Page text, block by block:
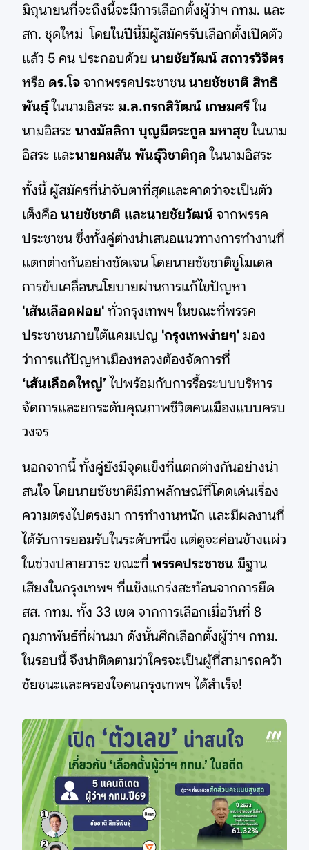
มิถุนายนที่จะถึงนี้จะมีการเลือกตั้งผู้ว่าฯ กทม. และ
สก. ชุดใหม่ โดยในปีนี้มีผู้สมัครรับเลือกตั้งเปิดตัว
แล้ว 5 คน ประกอบด้วย นายชัยวัฒน์ สถาวรวิจิตร
หรือ ดร.โจ จากพรรคประชาชน นายชัชชาติ สิทธิ
พันธุ์ในนามอิสระ ม.ล.กรกสิวัฒน์ เกษมศรีใน
นามอิสระ นางมัลลิกา บุญมีตระกูล มหาสุข ในนาม
อิสระ และนายคมสัน พันธุ์วิชาติกุล ในนามอิสระ
ทั้งนี้ ผู้สมัครที่น่าจับตาที่สุดและคาดว่าจะเป็นตัว
เต็งคือ นายชัชชาติ และนายชัยวัฒน์ จากพรรค
ประชาชน ซึ่งทั้งคู่ต่างนำเสนอแนวทางการทำงานที่
แตกต่างกันอย่างชัดเจน โดยนายชัชชาติชูโมเดล
การขับเคลื่อนนโยบายผ่านการแก้ไขปัญหา
'เส้นเลือดฝอย' ทั่วกรุงเทพฯ ในขณะที่พรรค
ประชาชนภายใต้แคมเปญ 'กรุงเทพง่ายๆ' มอง
ว่าการแก้ปัญหาเมืองหลวงต้องจัดการที่
‘เส้นเลือดใหญ่’ ไปพร้อมกับการรื้อระบบบริหาร
จัดการและยกระดับคุณภาพชีวิตคนเมืองแบบครบ
วงจร
นอกจากนี้ ทั้งคู่ยังมีจุดแข็งที่แตกต่างกันอย่างน่า
สนใจ โดยนายชัชชาติมีภาพลักษณ์ที่โดดเด่นเรื่อง
ความตรงไปตรงมา การทำงานหนัก และมีผลงานที่
ได้รับการยอมรับในระดับหนึ่ง แต่ดูจะค่อนข้างแผ่ว
ในช่วงปลายวาระ ขณะที่ พรรคประชาชน มีฐาน
เสียงในกรุงเทพฯ ที่แข็งแกร่งสะท้อนจากการยึด
สส. กทม. ทั้ง 33 เขต จากการเลือกเมื่อวันที่ 8
กุมภาพันธ์ที่ผ่านมา ดังนั้นศึกเลือกตั้งผู้ว่าฯ กทม.
ในรอบนี้ จึงน่าติดตามว่าใครจะเป็นผู้ที่สามารถคว้า
ชัยชนะและครองใจคนกรุงเทพฯ ได้สำเร็จ!